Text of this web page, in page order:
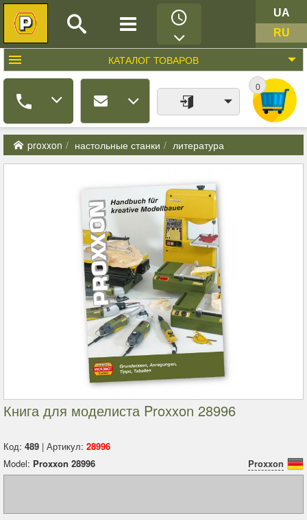
UA
RU
КАТАЛОГ ТОВАРОВ
0
proxxon настольные станки литература
Книга для моделиста Proxxon 28996
Код: 489 | Артикул: 28996
Model: Proxxon 28996 Proxxon